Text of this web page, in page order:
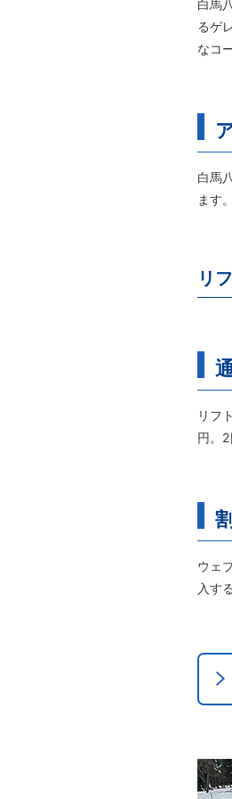
白馬
るゲ
なコ
白馬
ます
リ
リフ
円。
ウェ
入す